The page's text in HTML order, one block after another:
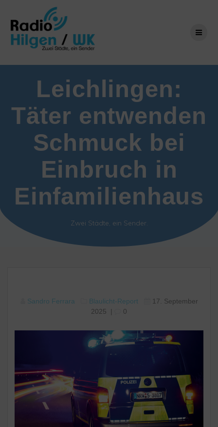
springen
Leichlingen:
Täter entwenden
Schmuck bei
Einbruch in
Einfamilienhaus
Zwei Städte, ein Sender.
Sandro Ferrara Blaulicht-Report
17. September
2025 | 0